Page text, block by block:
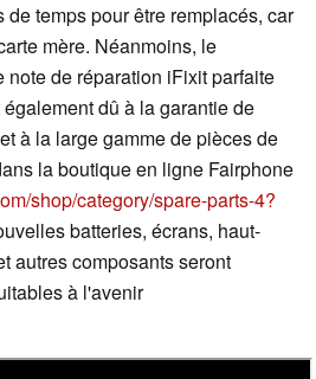
temps pour être remplacés, car
mère. Néanmoins, le
note de réparation iFixit parfaite
dû à la garantie de
à la large gamme de pièces de
la boutique en ligne Fairphone
shop/category/spare-parts-4?
batteries, écrans, haut-
autres composants seront
à l'avenir